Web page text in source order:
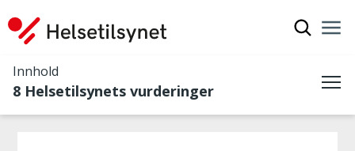
Innhold
8 Helsetilsynets vurderinger